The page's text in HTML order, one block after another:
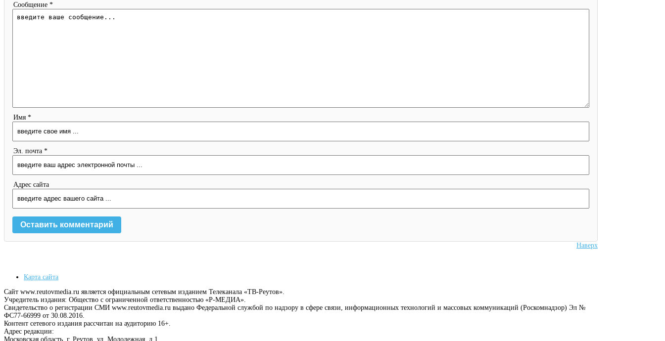
Сообщение *
Имя *
Эл. почта *
Адрес сайта
Наверх
Карта сайта
Сайт www.reutovmedia.ru является официальным сетевым изданием Телеканала «ТВ-Реутов».
Учредитель издания: Общество с ограниченной ответственностью «Р-МЕДИА».
Свидетельство о регистрации СМИ www.reutovmedia.ru выдано Федеральной службой по надзору в сфере связи, информационных технологий и массовых коммуникаций (Роскомнадзор) Эл №
ФС77-66999 от 30.08.2016.
Контент сетевого издания рассчитан на аудиторию 16+.
Адрес редакции:
Московская область, г. Реутов, ул. Молодежная, д.1